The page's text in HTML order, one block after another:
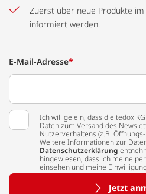
Zuerst über neue Produkte
informiert werden.
E-Mail-Adresse*
Ich willige ein, dass die tedox
Daten zum Versand des
Nutzerverhaltens (z.B.
Weitere Informationen zur
Datenschutzerklärung
hingewiesen, dass ich meine
einsehen und meine
Jetzt